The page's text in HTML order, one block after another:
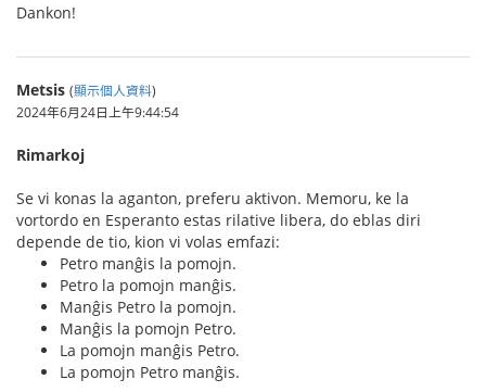
Dankon!
Metsis (顯示個人資料)
2024年6月24日上午9:44:54
Rimarkoj
Se vi konas la aganton, preferu aktivon. Memoru, ke la
vortordo en Esperanto estas rilative libera, do eblas diri
depende de tio, kion vi volas emfazi:
Petro manĝis la pomojn.
Petro la pomojn manĝis.
Manĝis Petro la pomojn.
Manĝis la pomojn Petro.
La pomojn manĝis Petro.
La pomojn Petro manĝis.